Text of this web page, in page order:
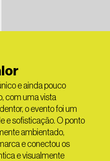
e ainda pouco
com uma vista
o evento foi um
e sofisticação. O ponto
ambientado,
e conectou os
e visualmente